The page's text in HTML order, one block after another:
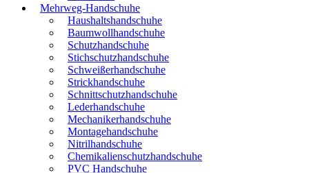
Mehrweg-Handschuhe
Haushaltshandschuhe
Baumwollhandschuhe
Schutzhandschuhe
Stichschutzhandschuhe
Schweißerhandschuhe
Strickhandschuhe
Schnittschutzhandschuhe
Lederhandschuhe
Mechanikerhandschuhe
Montagehandschuhe
Nitrilhandschuhe
Chemikalienschutzhandschuhe
PVC Handschuhe